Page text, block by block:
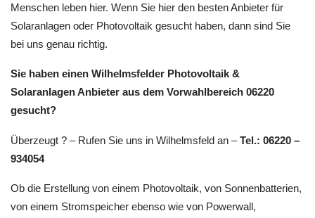
Menschen leben hier. Wenn Sie hier den besten Anbieter für
Solaranlagen oder Photovoltaik gesucht haben, dann sind Sie
bei uns genau richtig.
Sie haben einen Wilhelmsfelder Photovoltaik &
Solaranlagen Anbieter aus dem Vorwahlbereich 06220
gesucht?
Überzeugt ? – Rufen Sie uns in Wilhelmsfeld an –Tel.: 06220 –
934054
Ob die Erstellung von einem Photovoltaik, von Sonnenbatterien,
von einem Stromspeicher ebenso wie von Powerwall,